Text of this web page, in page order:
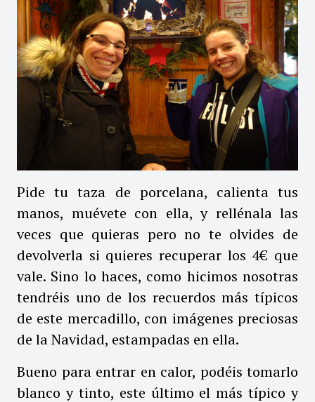
Pide tu taza de porcelana, calienta tus
manos, muévete con ella, y rellénala las
veces que quieras pero no te olvides de
devolverla si quieres recuperar los 4€ que
vale. Sino lo haces, como hicimos nosotras
tendréis uno de los recuerdos más típicos
de este mercadillo, con imágenes preciosas
de la Navidad, estampadas en ella.
Bueno para entrar en calor, podéis tomarlo
blanco y tinto, este último el más típico y